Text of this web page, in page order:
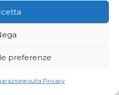
preferenze
sulla Privacy